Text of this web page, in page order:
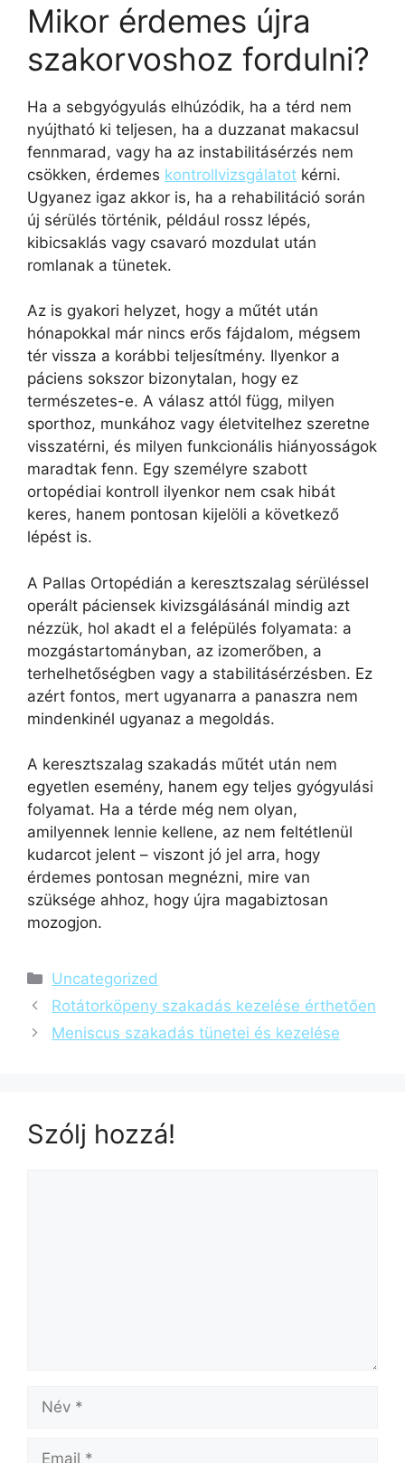
Mikor érdemes újra
szakorvoshoz fordulni?
Ha a sebgyógyulás elhúzódik, ha a térd nem
nyújtható ki teljesen, ha a duzzanat makacsul
fennmarad, vagy ha az instabilitásérzés nem
csökken, érdemes kontrollvizsgálatot kérni.
Ugyanez igaz akkor is, ha a rehabilitáció során
új sérülés történik, például rossz lépés,
kibicsaklás vagy csavaró mozdulat után
romlanak a tünetek.
Az is gyakori helyzet, hogy a műtét után
hónapokkal már nincs erős fájdalom, mégsem
tér vissza a korábbi teljesítmény. Ilyenkor a
páciens sokszor bizonytalan, hogy ez
természetes-e. A válasz attól függ, milyen
sporthoz, munkához vagy életvitelhez szeretne
visszatérni, és milyen funkcionális hiányosságok
maradtak fenn. Egy személyre szabott
ortopédiai kontroll ilyenkor nem csak hibát
keres, hanem pontosan kijelöli a következő
lépést is.
A Pallas Ortopédián a keresztszalag sérüléssel
operált páciensek kivizsgálásánál mindig azt
nézzük, hol akadt el a felépülés folyamata: a
mozgástartományban, az izomerőben, a
terhelhetőségben vagy a stabilitásérzésben. Ez
azért fontos, mert ugyanarra a panaszra nem
mindenkinél ugyanaz a megoldás.
A keresztszalag szakadás műtét után nem
egyetlen esemény, hanem egy teljes gyógyulási
folyamat. Ha a térde még nem olyan,
amilyennek lennie kellene, az nem feltétlenül
kudarcot jelent – viszont jó jel arra, hogy
érdemes pontosan megnézni, mire van
szüksége ahhoz, hogy újra magabiztosan
mozogjon.
Uncategorized
Rotátorköpeny szakadás kezelése érthetően
Meniscus szakadás tünetei és kezelése
Szólj hozzá!